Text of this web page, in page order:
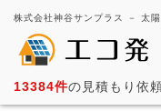
13384件の見積もり依